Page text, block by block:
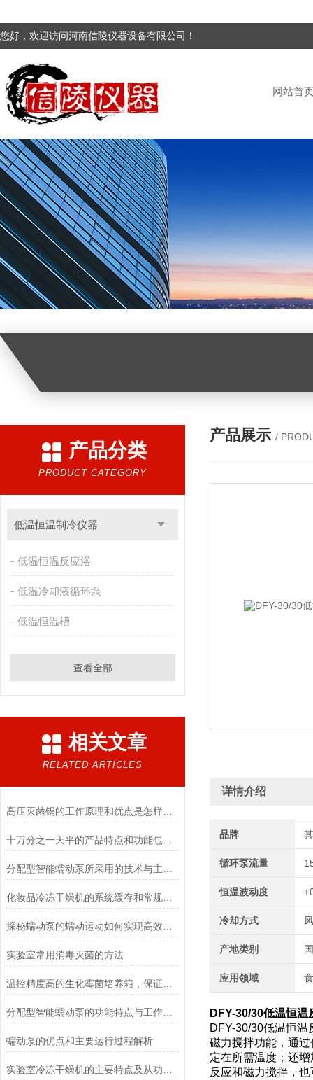
您好，欢迎访问河南信陵仪器设备有限公司！
网站首
产品分类
PRODUCT CATEGORY
低温恒温制冷仪器
低温恒温反应浴
低温冷却液循环泵
低温恒温槽
查看全部
相关文章
RELATED ARTICLES
高压灭菌锅的工作原理和优点是怎样的？
十万分之一天平的产品特点和功能包括哪些
化妆品冷冻干燥机的系统缓存和常规冻干方法的优点
实验室常用消毒灭菌的方法
分配型智能蠕动泵的功能特点与工作模式介绍
蠕动泵的优点和主要运行过程解析
产品展示 /
详情介绍
品牌
循环泵流量
恒温波动度
冷却方式
产地类别
应用领域
DFY-30/30低温恒
DFY-30/30低温恒
磁力搅拌功能，通
定在所需温度；还
反应和磁力搅拌，